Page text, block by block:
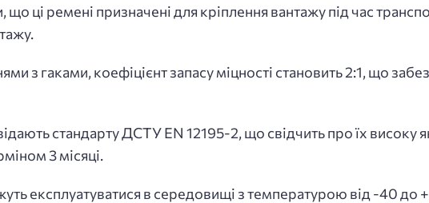
ці ремені призначені для кріплення вантажу під час
з гаками, коефіцієнт запасу міцності становить 2:1, що
стандарту ДСТУ EN 12195-2, що свідчить про їх високу
3 місяці.
експлуатуватися в середовищі з температурою від -40 до